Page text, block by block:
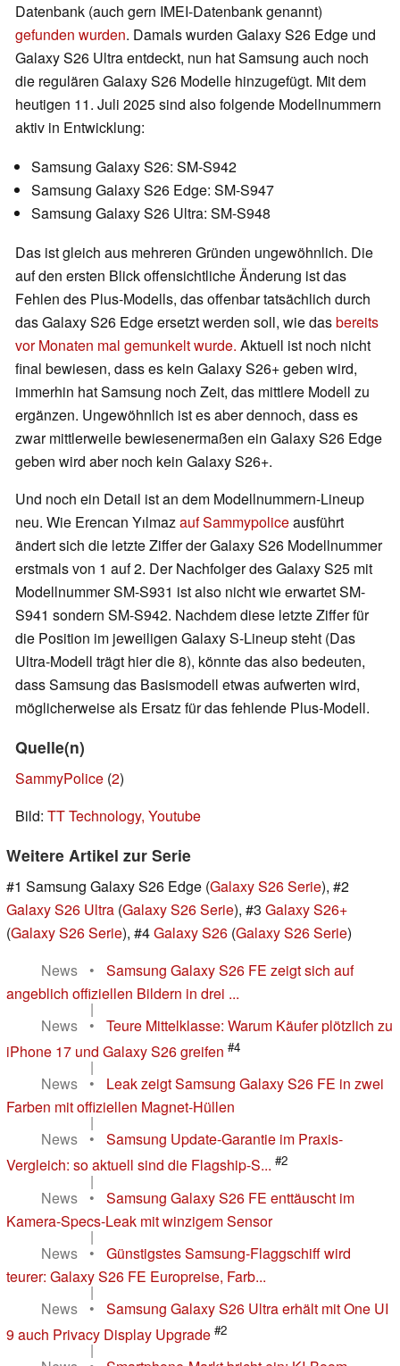
Datenbank (auch gern IMEI-Datenbank genannt)
gefunden wurden. Damals wurden Galaxy S26 Edge und
Galaxy S26 Ultra entdeckt, nun hat Samsung auch noch
die regulären Galaxy S26 Modelle hinzugefügt. Mit dem
heutigen 11. Juli 2025 sind also folgende Modellnummern
aktiv in Entwicklung:
Samsung Galaxy S26: SM-S942
Samsung Galaxy S26 Edge: SM-S947
Samsung Galaxy S26 Ultra: SM-S948
Das ist gleich aus mehreren Gründen ungewöhnlich. Die
auf den ersten Blick offensichtliche Änderung ist das
Fehlen des Plus-Modells, das offenbar tatsächlich durch
das Galaxy S26 Edge ersetzt werden soll, wie dasbereits
vor Monaten mal gemunkelt wurde. Aktuell ist noch nicht
final bewiesen, dass es kein Galaxy S26+ geben wird,
immerhin hat Samsung noch Zeit, das mittlere Modell zu
ergänzen. Ungewöhnlich ist es aber dennoch, dass es
zwar mittlerweile bewiesenermaßen ein Galaxy S26 Edge
geben wird aber noch kein Galaxy S26+.
Und noch ein Detail ist an dem Modellnummern-Lineup
neu. Wie Erencan Yılmazauf Sammypoliceausführt
ändert sich die letzte Ziffer der Galaxy S26 Modellnummer
erstmals von 1 auf 2. Der Nachfolger des Galaxy S25 mit
Modellnummer SM-S931 ist also nicht wie erwartet SM-
S941 sondern SM-S942. Nachdem diese letzte Ziffer für
die Position im jeweiligen Galaxy S-Lineup steht (Das
Ultra-Modell trägt hier die 8), könnte das also bedeuten,
dass Samsung das Basismodell etwas aufwerten wird,
möglicherweise als Ersatz für das fehlende Plus-Modell.
Quelle(n)
SammyPolice (2)
Bild: TT Technology, Youtube
Weitere Artikel zur Serie
#1 Samsung Galaxy S26 Edge (Galaxy S26 Serie), #2
Galaxy S26 Ultra (Galaxy S26 Serie), #3 Galaxy S26+
(Galaxy S26 Serie), #4Galaxy S26 (Galaxy S26 Serie)
News
•
Samsung Galaxy S26 FE zeigt sich auf
angeblich offiziellen Bildern in drei ...
|
News
•
Teure Mittelklasse: Warum Käufer plötzlich zu
iPhone 17 und Galaxy S26 greifen #4
|
News
•
Leak zeigt Samsung Galaxy S26 FE in zwei
Farben mit offiziellen Magnet-Hüllen
|
News
•
Samsung Update-Garantie im Praxis-
Vergleich: so aktuell sind die Flagship-S... #2
|
News
•
Samsung Galaxy S26 FE enttäuscht im
Kamera-Specs-Leak mit winzigem Sensor
|
News
•
Günstigstes Samsung-Flaggschiff wird
teurer: Galaxy S26 FE Europreise, Farb...
|
News
•
Samsung Galaxy S26 Ultra erhält mit One UI
9 auch Privacy Display Upgrade #2
|